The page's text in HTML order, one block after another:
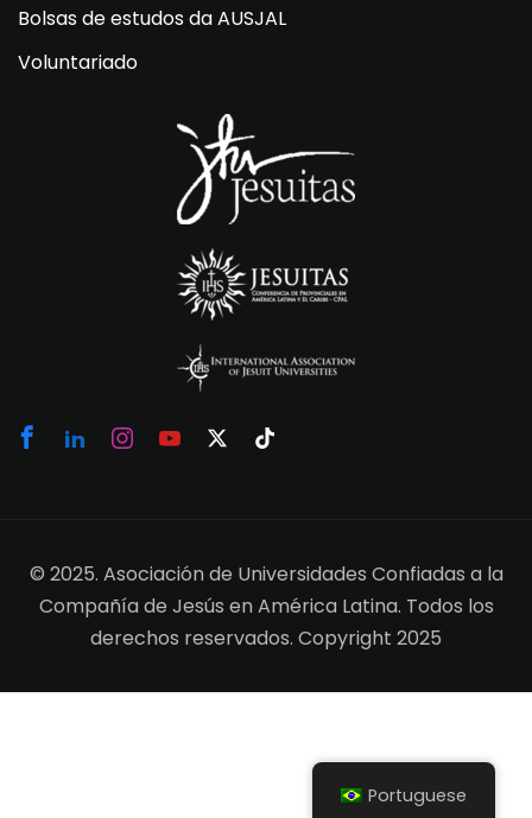
Bolsas de estudos da AUSJAL
Voluntariado
© 2025. Asociación de Universidades Confiadas a la
Compañía de Jesús en América Latina. Todos los
derechos reservados. Copyright 2025
Portuguese